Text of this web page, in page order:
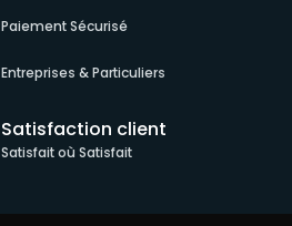
Paiement Sécurisé
Entreprises & Particuliers
Satisfaction client
Satisfait où Satisfait